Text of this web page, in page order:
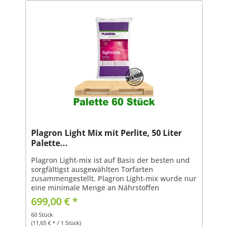
Plagron Light Mix mit Perlite, 50 Liter
Palette...
Plagron Light-mix ist auf Basis der besten und
sorgfältigst ausgewählten Torfarten
zusammengestellt. Plagron Light-mix wurde nur
eine minimale Menge an Nährstoffen
zugegeben. Dadurch ist Plagron Light-mix am
besten geeignet, um von...
699,00 € *
60 Stück
(11,65 € * / 1 Stück)